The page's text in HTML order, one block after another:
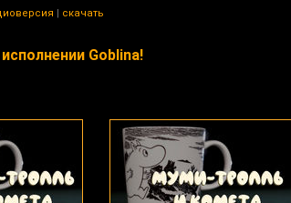
| скачать
Goblina!